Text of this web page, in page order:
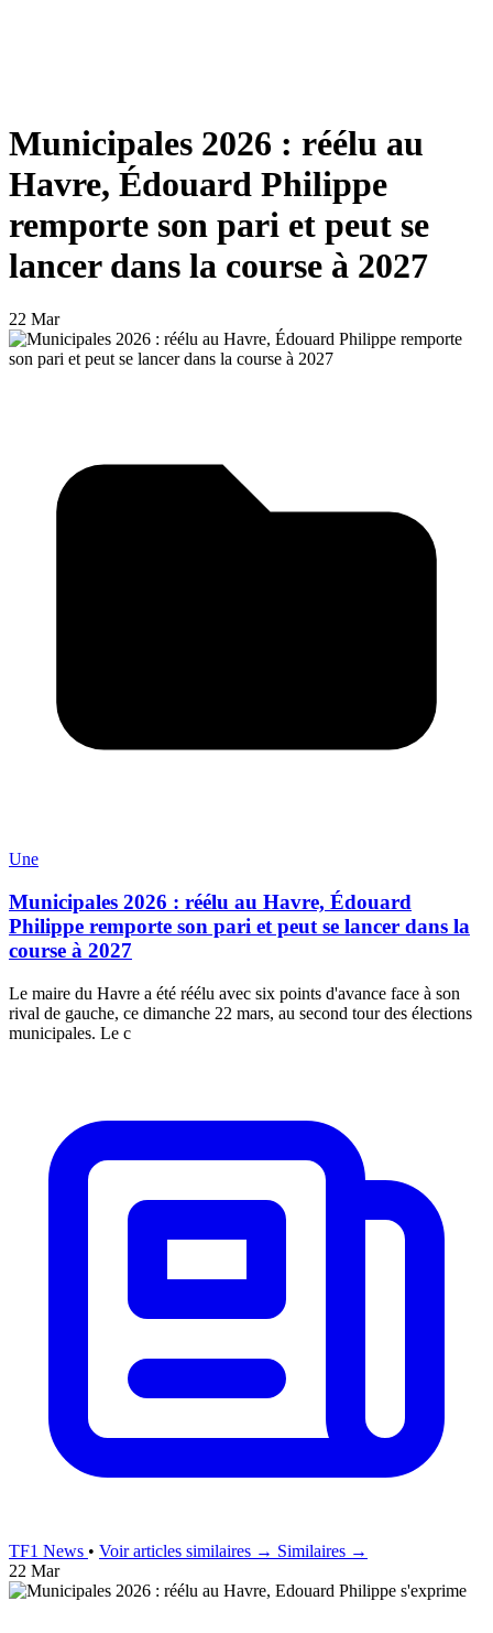
Municipales 2026 : réélu au
Havre, Édouard Philippe
remporte son pari et peut se
lancer dans la course à 2027
22 Mar
Une
Municipales 2026 : réélu au Havre, Édouard
Philippe remporte son pari et peut se lancer dans la
course à 2027
Le maire du Havre a été réélu avec six points d'avance face à son
rival de gauche, ce dimanche 22 mars, au second tour des élections
municipales. Le c
TF1 News • Voir articles similaires → Similaires →
22 Mar